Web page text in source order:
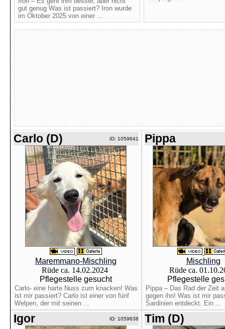
gut genug Was ist passiert? Iron wurde
im Oktober 2025 von einer ...
Carlo (D) ID: 1059641
Maremmano-Mischling
Rüde ca. 14.02.2024
Pflegestelle gesucht
Carlo- eine harte Nuss zum knacken! Was
ist mir passiert? Carlo ist einer von fünf
Welpen, der mit seinen ...
Pippa
Mischling
Rüde ca.
Pflegestelle
Pippa – Das Rad der Zeit
gegen ihn! Was ist mir
Sardinien entdeckt. Ein ...
Igor ID: 1059638 Tim (D)